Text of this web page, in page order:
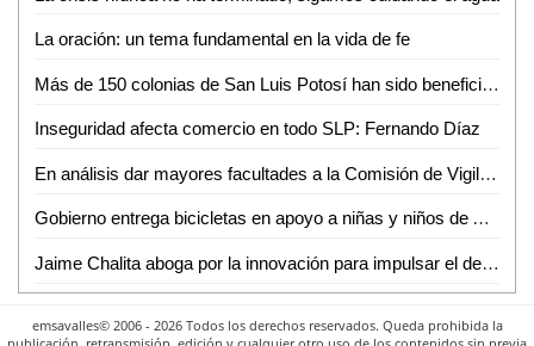
La oración: un tema fundamental en la vida de fe
Más de 150 colonias de San Luis Potosí han sido beneficiadas por el Gobierno de la Capital en los 106 Domingos de Pilas
Inseguridad afecta comercio en todo SLP: Fernando Díaz
En análisis dar mayores facultades a la Comisión de Vigilancia de Cabildo para colaborar en transparencia y rendición de cuentas
Gobierno entrega bicicletas en apoyo a niñas y niños de Ahualulco
Jaime Chalita aboga por la innovación para impulsar el desarrollo industrial en México
emsavalles© 2006 - 2026 Todos los derechos reservados. Queda prohibida la